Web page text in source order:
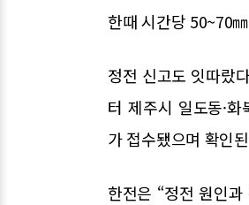
한때 시간당 50~70
정전 신고도 잇따랐
터 제주시 일도동·
가 접수됐으며 확인
한전은 “정전 원인